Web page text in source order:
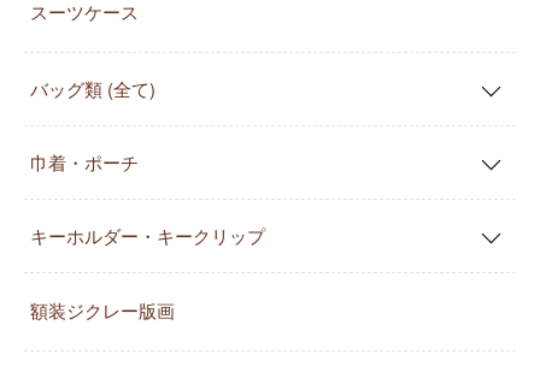
スーツケース
バッグ類 (全て)
巾着・ポーチ
キーホルダー・キークリップ
額装ジクレー版画